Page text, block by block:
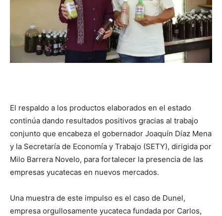
El respaldo a los productos elaborados en el estado
continúa dando resultados positivos gracias al trabajo
conjunto que encabeza el gobernador Joaquín Díaz Mena
y la Secretaría de Economía y Trabajo (SETY), dirigida por
Milo Barrera Novelo, para fortalecer la presencia de las
empresas yucatecas en nuevos mercados.
Una muestra de este impulso es el caso de Dunel,
empresa orgullosamente yucateca fundada por Carlos,